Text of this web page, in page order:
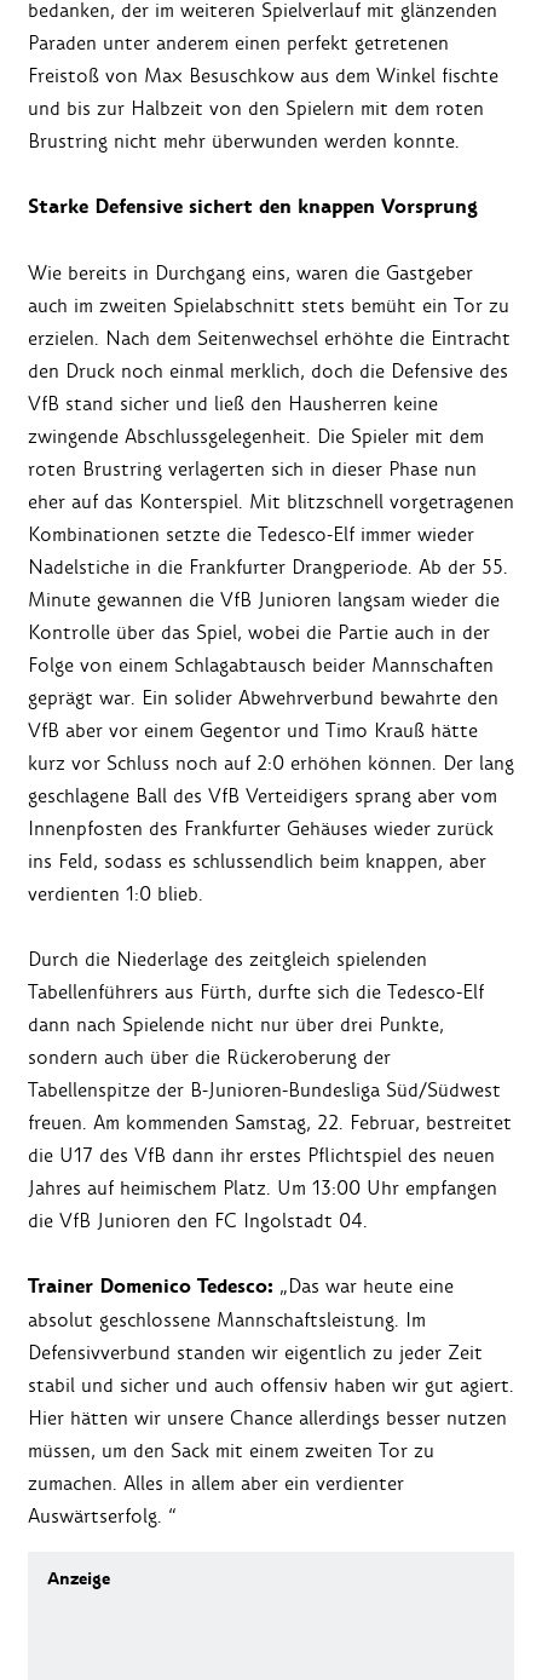
bedanken, der im weiteren Spielverlauf mit glänzenden
Paraden unter anderem einen perfekt getretenen
Freistoß von Max Besuschkow aus dem Winkel fischte
und bis zur Halbzeit von den Spielern mit dem roten
Brustring nicht mehr überwunden werden konnte.
Starke Defensive sichert den knappen Vorsprung
Wie bereits in Durchgang eins, waren die Gastgeber
auch im zweiten Spielabschnitt stets bemüht ein Tor zu
erzielen. Nach dem Seitenwechsel erhöhte die Eintracht
den Druck noch einmal merklich, doch die Defensive des
VfB stand sicher und ließ den Hausherren keine
zwingende Abschlussgelegenheit. Die Spieler mit dem
roten Brustring verlagerten sich in dieser Phase nun
eher auf das Konterspiel. Mit blitzschnell vorgetragenen
Kombinationen setzte die Tedesco-Elf immer wieder
Nadelstiche in die Frankfurter Drangperiode. Ab der 55.
Minute gewannen die VfB Junioren langsam wieder die
Kontrolle über das Spiel, wobei die Partie auch in der
Folge von einem Schlagabtausch beider Mannschaften
geprägt war. Ein solider Abwehrverbund bewahrte den
VfB aber vor einem Gegentor und Timo Krauß hätte
kurz vor Schluss noch auf 2:0 erhöhen können. Der lang
geschlagene Ball des VfB Verteidigers sprang aber vom
Innenpfosten des Frankfurter Gehäuses wieder zurück
ins Feld, sodass es schlussendlich beim knappen, aber
verdienten 1:0 blieb.
Durch die Niederlage des zeitgleich spielenden
Tabellenführers aus Fürth, durfte sich die Tedesco-Elf
dann nach Spielende nicht nur über drei Punkte,
sondern auch über die Rückeroberung der
Tabellenspitze der B-Junioren-Bundesliga Süd/Südwest
freuen. Am kommenden Samstag, 22. Februar, bestreitet
die U17 des VfB dann ihr erstes Pflichtspiel des neuen
Jahres auf heimischem Platz. Um 13:00 Uhr empfangen
die VfB Junioren den FC Ingolstadt 04.
Trainer Domenico Tedesco: „Das war heute eine
absolut geschlossene Mannschaftsleistung. Im
Defensivverbund standen wir eigentlich zu jeder Zeit
stabil und sicher und auch offensiv haben wir gut agiert.
Hier hätten wir unsere Chance allerdings besser nutzen
müssen, um den Sack mit einem zweiten Tor zu
zumachen. Alles in allem aber ein verdienter
Auswärtserfolg. “